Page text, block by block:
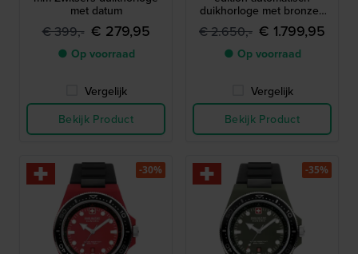
met datum
€ 399,- € 279,95
● Op voorraad
Vergelijk
Bekijk Product
duikhorloge met bronzen
kast
€ 2.650,- € 1.799,95
● Op voorraad
Vergelijk
Bekijk Product
-30% -35%